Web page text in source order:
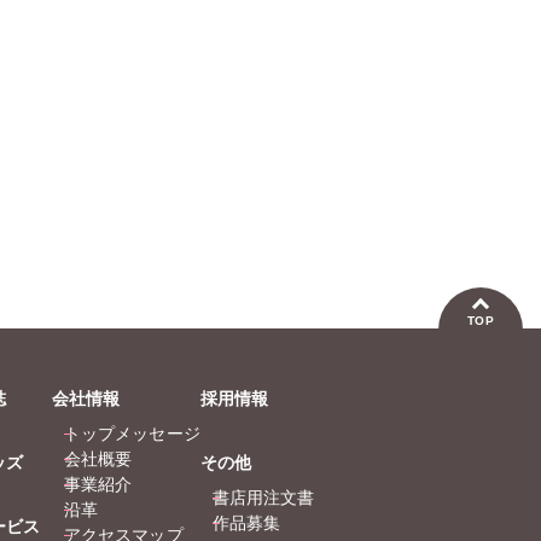
TOP
ズ
ビス
会社情報
トップメッセージ
会社概要
事業紹介
沿革
アクセスマップ
採用情報
その他
書店用注文書
作品募集